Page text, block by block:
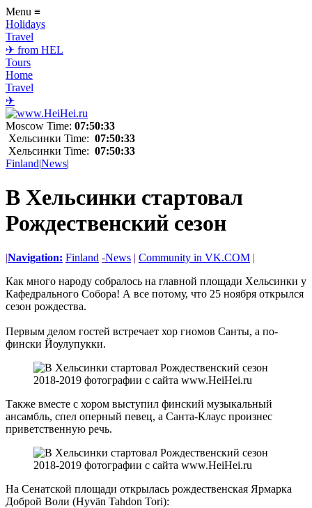
Menu ≡
Holidays
Travel
✈ from HEL
Tours
Home
Travel
✈
Moscow Time: 07:50:33
Хельсинки Time: 07:50:33
Хельсинки Time: 07:50:33
Finland|News|
В Хельсинки стартовал
Рождественский сезон
|Navigation: Finland -News | Community in VK.COM |
Как много народу собралось на главной площади Хельсинки у
Кафедрального Собора! А все потому, что 25 ноября открылся
сезон рождества.
Первым делом гостей встречает хор гномов Санты, а по-
фински Йоулупукки.
Также вместе с хором выступил финский музыкальный
ансамбль, спел оперный певец, а Санта-Клаус произнес
приветственную речь.
На Сенатской площади открылась рождественская Ярмарка
Доброй Воли (Hyvän Tahdon Tori):